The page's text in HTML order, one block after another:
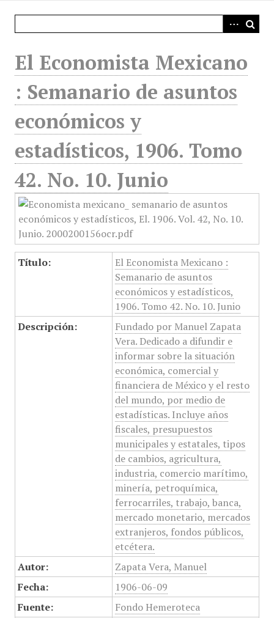
El Economista Mexicano
: Semanario de asuntos
económicos y
estadísticos, 1906. Tomo
42. No. 10. Junio
Título:
El Economista Mexicano :
Semanario de asuntos
económicos y estadísticos,
1906. Tomo 42. No. 10. Junio
Descripción:
Fundado por Manuel Zapata
Vera. Dedicado a difundir e
informar sobre la situación
económica, comercial y
financiera de México y el resto
del mundo, por medio de
estadísticas. Incluye años
fiscales, presupuestos
municipales y estatales, tipos
de cambios, agricultura,
industria, comercio marítimo,
minería, petroquímica,
ferrocarriles, trabajo, banca,
mercado monetario, mercados
extranjeros, fondos públicos,
etcétera.
Autor:
Zapata Vera, Manuel
Fecha:
1906-06-09
Fuente:
Fondo Hemeroteca